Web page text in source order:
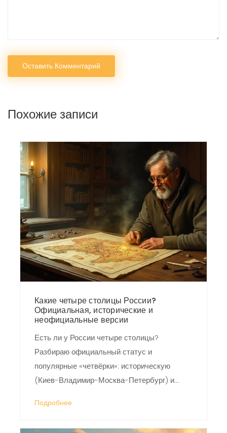
Оставить Комментарий
Похожие записи
Какие четыре столицы России?
Официальная, исторические и
неофициальные версии
Есть ли у России четыре столицы?
Разбираю официальный статус и
популярные «четвёрки»: историческую
(Киев-Владимир-Москва-Петербург) и
Сочи).
Подробнее